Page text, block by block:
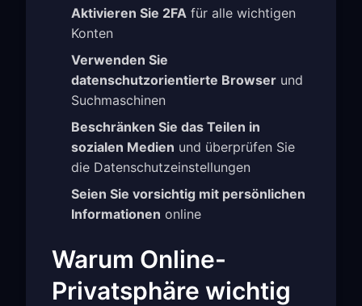
Aktivieren Sie 2FA für alle wichtigen
Konten
Verwenden Sie
datenschutzorientierte Browser und
Suchmaschinen
Beschränken Sie das Teilen in
sozialen Medien und überprüfen Sie
die Datenschutzeinstellungen
Seien Sie vorsichtig mit persönlichen
Informationen online
Warum Online-
Privatsphäre wichtig